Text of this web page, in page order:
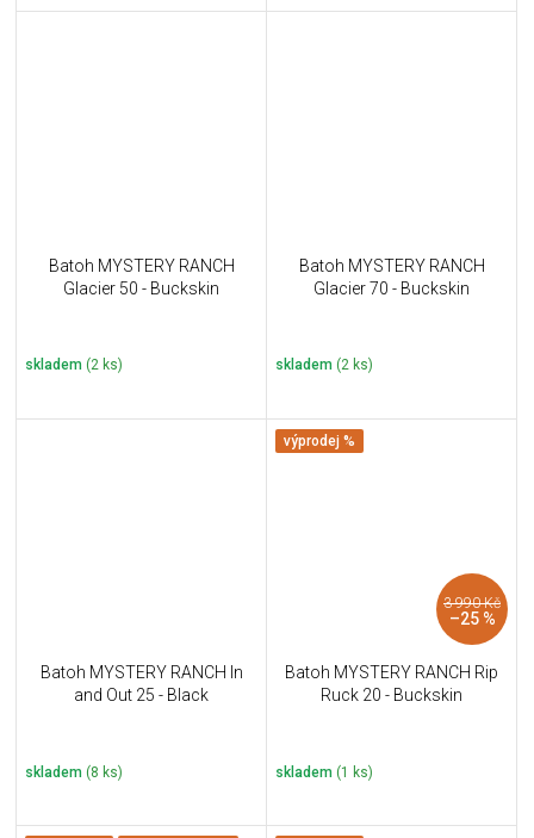
Batoh MYSTERY RANCH
Glacier 50 - Buckskin
skladem (2 ks)
Batoh MYSTERY RANCH
Glacier 70 - Buckskin
skladem (2 ks)
Batoh MYSTERY RANCH In
and Out 25 - Black
skladem (8 ks)
výprodej %
3 990 Kč
–25 %
Batoh MYSTERY RANCH Rip
Ruck 20 - Buckskin
skladem (1 ks)